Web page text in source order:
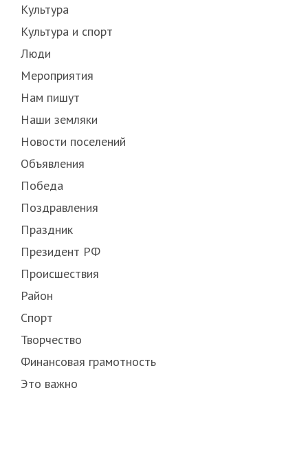
Культура
Культура и спорт
Люди
Мероприятия
Нам пишут
Наши земляки
Новости поселений
Объявления
Победа
Поздравления
Праздник
Президент РФ
Происшествия
Район
Спорт
Творчество
Финансовая грамотность
Это важно